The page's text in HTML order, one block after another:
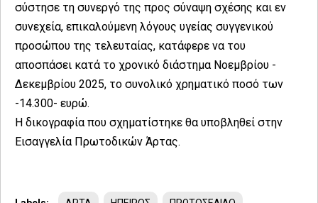
σύστησε τη συνεργό της προς σύναψη σχέσης και εν
συνεχεία, επικαλούμενη λόγους υγείας συγγενικού
προσώπου της τελευταίας, κατάφερε να του
αποσπάσει κατά το χρονικό διάστημα Νοεμβρίου -
Δεκεμβρίου 2025, το συνολικό χρηματικό ποσό των
-14.300- ευρώ.
Η δικογραφία που σχηματίστηκε θα υποβληθεί στην
Εισαγγελία Πρωτοδικών Άρτας.